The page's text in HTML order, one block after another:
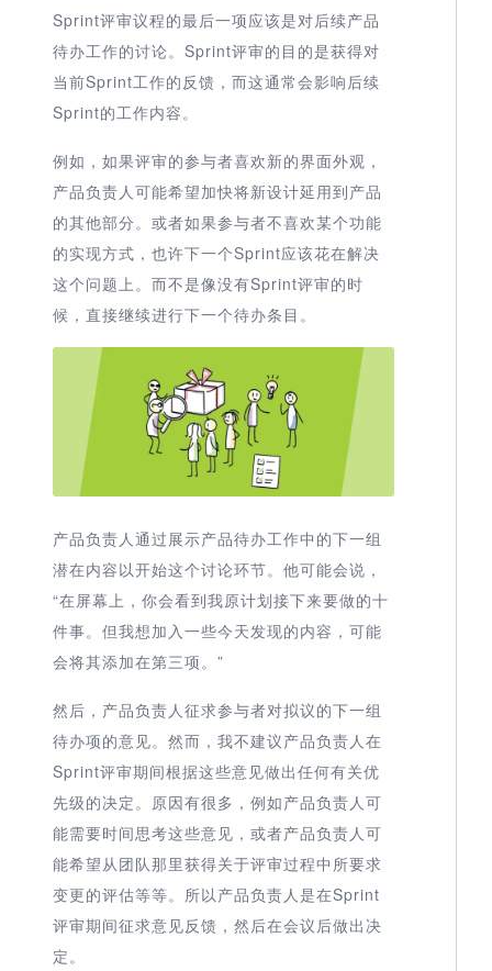
Sprint评审议程的最后一项应该是对后续产品
待办工作的讨论。Sprint评审的目的是获得对
当前Sprint工作的反馈，而这通常会影响后续
Sprint的工作内容。
例如，如果评审的参与者喜欢新的界面外观，
产品负责人可能希望加快将新设计延用到产品
的其他部分。或者如果参与者不喜欢某个功能
的实现方式，也许下一个Sprint应该花在解决
这个问题上。而不是像没有Sprint评审的时
候，直接继续进行下一个待办条目。
产品负责人通过展示产品待办工作中的下一组
潜在内容以开始这个讨论环节。他可能会说，
“在屏幕上，你会看到我原计划接下来要做的十
件事。但我想加入一些今天发现的内容，可能
会将其添加在第三项。”
然后，产品负责人征求参与者对拟议的下一组
待办项的意见。然而，我不建议产品负责人在
Sprint评审期间根据这些意见做出任何有关优
先级的决定。原因有很多，例如产品负责人可
能需要时间思考这些意见，或者产品负责人可
能希望从团队那里获得关于评审过程中所要求
变更的评估等等。所以产品负责人是在Sprint
评审期间征求意见反馈，然后在会议后做出决
定。